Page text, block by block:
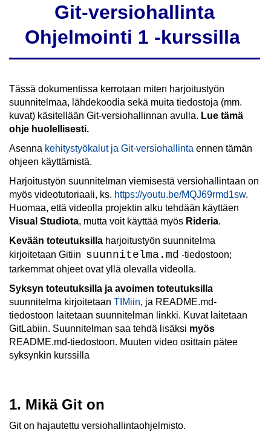
Git-versiohallinta
Ohjelmointi 1 -kurssilla
Tässä dokumentissa kerrotaan miten harjoitustyön
suunnitelmaa, lähdekoodia sekä muita tiedostoja (mm.
kuvat) käsitellään Git-versiohallinnan avulla. Lue tämä
ohje huolellisesti.
Asenna kehitystyökalut ja Git-versiohallinta ennen tämän
ohjeen käyttämistä.
Harjoitustyön suunnitelman viemisestä versiohallintaan on
myös videotutoriaali, ks. https://youtu.be/MQJ69rmd1sw.
Huomaa, että videolla projektin alku tehdään käyttäen
Visual Studiota, mutta voit käyttää myös Rideria.
Kevään toteutuksillaharjoitustyön suunnitelma
kirjoitetaan Gitiin suunnitelma.md -tiedostoon;
tarkemmat ohjeet ovat yllä olevalla videolla.
Syksyn toteutuksilla ja avoimen toteutuksilla
suunnitelma kirjoitetaan TIMiin, ja README.md-
tiedostoon laitetaan suunnitelman linkki. Kuvat laitetaan
GitLabiin. Suunnitelman saa tehdä lisäksi myös
README.md-tiedostoon. Muuten video osittain pätee
syksynkin kurssilla
1. Mikä Git on
Git on hajautettu versiohallintaohjelmisto.